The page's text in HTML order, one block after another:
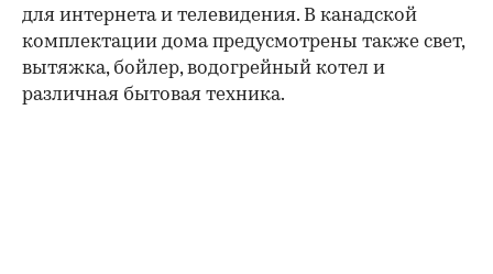
для интернета и телевидения. В канадской
комплектации дома предусмотрены также свет,
вытяжка, бойлер, водогрейный котел и
различная бытовая техника.